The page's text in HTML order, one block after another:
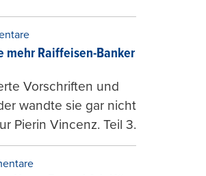
Raiffeisen-Banker
Vorschriften und
wandte sie gar nicht
Pierin Vincenz. Teil 3.